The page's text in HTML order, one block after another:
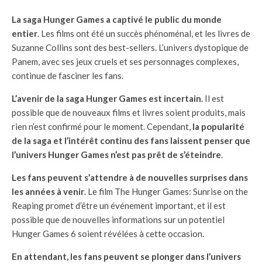
La saga Hunger Games a captivé le public du monde
entier. Les films ont été un succès phénoménal, et les livres de
Suzanne Collins sont des best-sellers. L’univers dystopique de
Panem, avec ses jeux cruels et ses personnages complexes,
continue de fasciner les fans.
L’avenir de la saga Hunger Games est incertain. Il est
possible que de nouveaux films et livres soient produits, mais
rien n’est confirmé pour le moment. Cependant, la popularité
de la saga et l’intérêt continu des fans laissent penser que
l’univers Hunger Games n’est pas prêt de s’éteindre.
Les fans peuvent s’attendre à de nouvelles surprises dans
les années à venir. Le film The Hunger Games: Sunrise on the
Reaping promet d’être un événement important, et il est
possible que de nouvelles informations sur un potentiel
Hunger Games 6 soient révélées à cette occasion.
En attendant, les fans peuvent se plonger dans l’univers